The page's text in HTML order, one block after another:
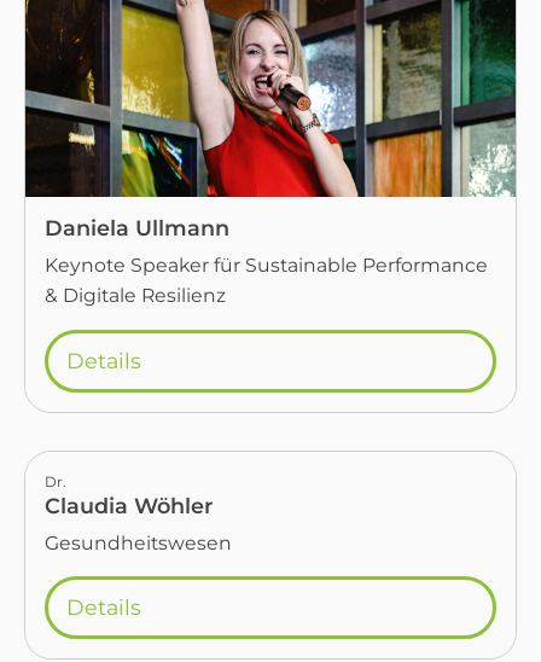
Daniela Ullmann
Keynote Speaker für Sustainable Performance
& Digitale Resilienz
Details
Dr.
Claudia Wöhler
Gesundheitswesen
Details